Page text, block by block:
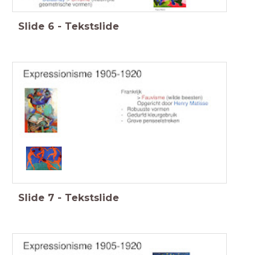
Slide 6 - Tekstslide
Slide 7 - Tekstslide